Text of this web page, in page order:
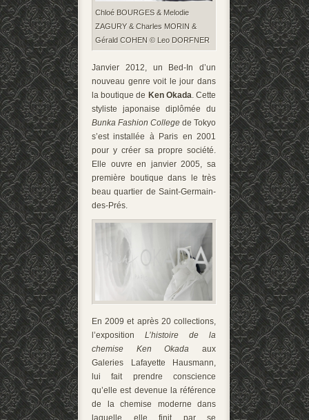
Chloé BOURGES & Melodie
ZAGURY & Charles MORIN &
Gérald COHEN © Leo DORFNER
Janvier 2012, un Bed-In d’un
nouveau genre voit le jour dans
la boutique de Ken Okada. Cette
styliste japonaise diplômée du
Bunka Fashion College de Tokyo
s’est installée à Paris en 2001
pour y créer sa propre société.
Elle ouvre en janvier 2005, sa
première boutique dans le très
beau quartier de Saint-Germain-
des-Prés.
En 2009 et après 20 collections,
l’exposition L’histoire de la
chemise Ken Okada aux
Galeries Lafayette Hausmann,
lui fait prendre conscience
qu’elle est devenue la référence
de la chemise moderne dans